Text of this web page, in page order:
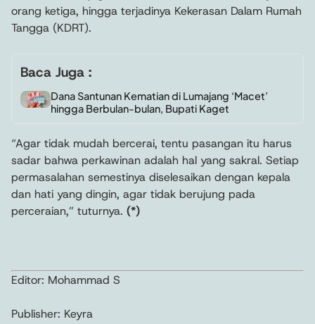
orang ketiga, hingga terjadinya Kekerasan Dalam Rumah
Tangga (KDRT).
Baca Juga :
Dana Santunan Kematian di Lumajang ‘Macet’
hingga Berbulan-bulan, Bupati Kaget
“Agar tidak mudah bercerai, tentu pasangan itu harus
sadar bahwa perkawinan adalah hal yang sakral. Setiap
permasalahan semestinya diselesaikan dengan kepala
dan hati yang dingin, agar tidak berujung pada
perceraian,” tuturnya. (*)
Editor: Mohammad S
Publisher: Keyra